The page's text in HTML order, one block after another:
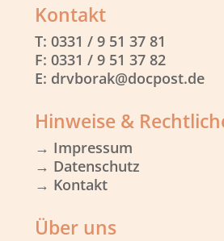
Kontakt
T: 0331 / 9 51 37 81
F: 0331 / 9 51 37 82
E: drvborak@docpost.de
Hinweise &
→ Impressum
→ Datenschutz
→ Kontakt
Über uns